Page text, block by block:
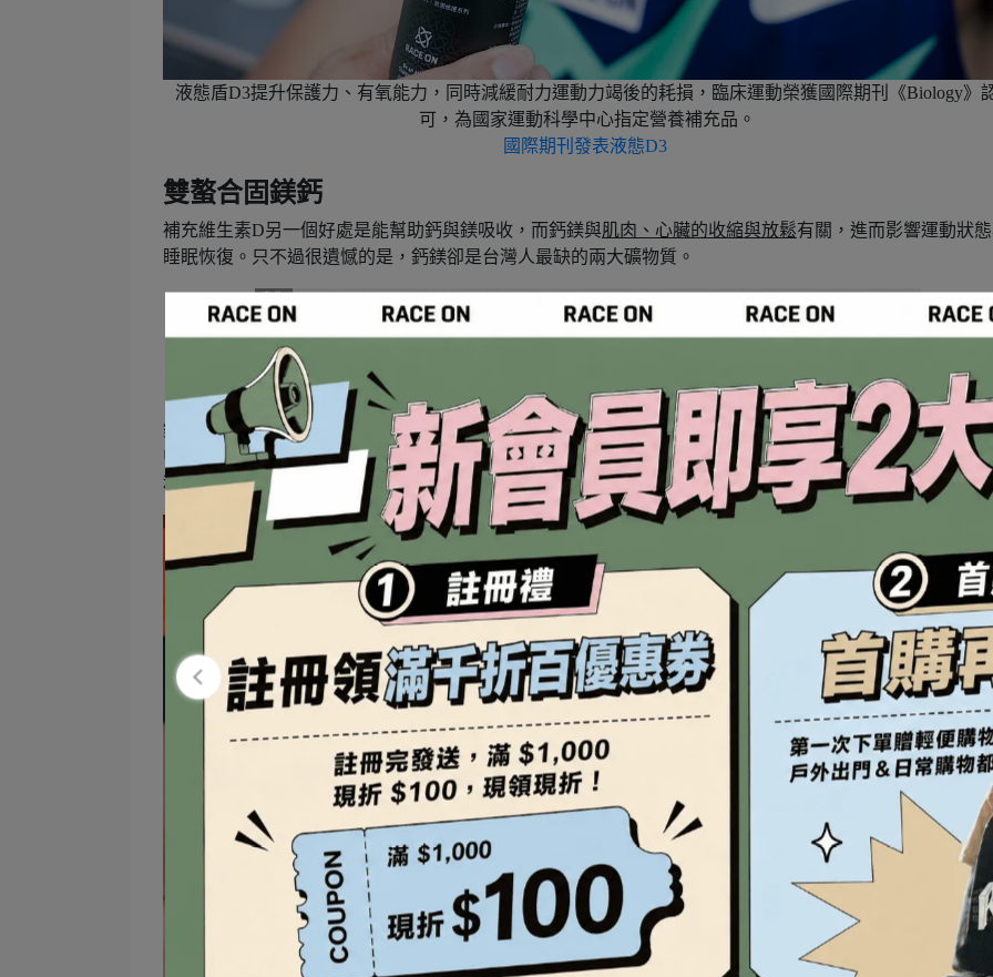
液態盾D3提升保護力、有氧能力，同時減緩耐力運動力竭後的耗損，臨床運動榮獲國際期刊《Biology》
可，為國家運動科學中心指定營養補充品。
國際期刊發表液態D3
雙螯合固鎂鈣
補充維生素D另一個好處是能幫助鈣與鎂吸收，而鈣鎂與肌肉、心臟的收縮與放鬆有關，進而影響運動狀
睡眠恢復。只不過很遺憾的是，鈣鎂卻是台灣人最缺的兩大礦物質。
鈣鎂營養品不算少見，但 吸收率其實差異甚大，吃進去並不代表全都能被身體利用。因此我們選用目前原
中吸收率最好的螯合鈣與螯合鎂
，吸收率為常見的碳酸鈣3倍、氧化鎂的18倍。與其吃高單位，我們相信有
利用更重要。